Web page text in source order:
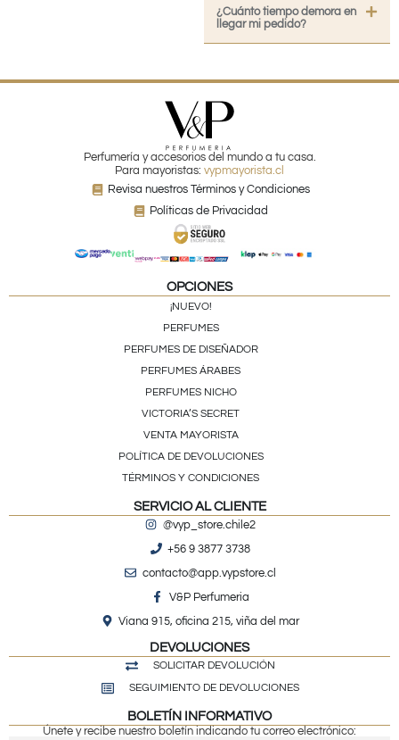
¿Cuánto tiempo demora en
llegar mi pedido?
Perfumería y accesorios del mundo a tu casa.
Para mayoristas: vypmayorista.cl
Revisa nuestros Términos y Condiciones
Políticas de Privacidad
OPCIONES
¡NUEVO!
PERFUMES
PERFUMES DE DISEÑADOR
PERFUMES ÁRABES
PERFUMES NICHO
VICTORIA’S SECRET
VENTA MAYORISTA
POLÍTICA DE DEVOLUCIONES
TÉRMINOS Y CONDICIONES
SERVICIO AL CLIENTE
@vyp_store.chile2
+56 9 3877 3738
contacto@app.vypstore.cl
V&P Perfumeria
Viana 915, oficina 215, viña del mar
DEVOLUCIONES
SOLICITAR DEVOLUCIÓN
SEGUIMIENTO DE DEVOLUCIONES
BOLETÍN INFORMATIVO
Únete y recibe nuestro boletín indicando tu correo electrónico: